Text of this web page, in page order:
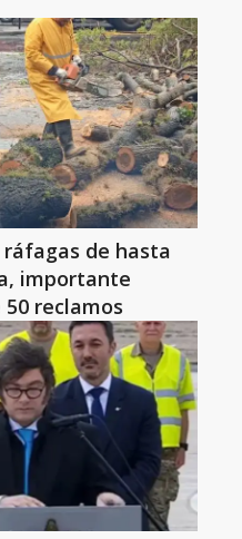
de hasta
importante
reclamos